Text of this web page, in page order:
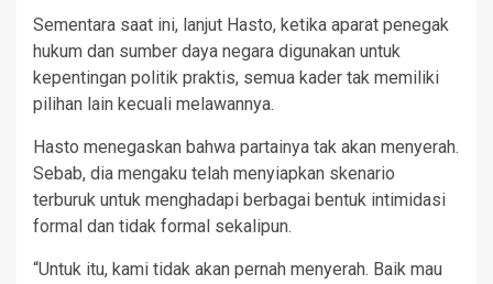
Sementara saat ini, lanjut Hasto, ketika aparat penegak
hukum dan sumber daya negara digunakan untuk
kepentingan politik praktis, semua kader tak memiliki
pilihan lain kecuali melawannya.
Hasto menegaskan bahwa partainya tak akan menyerah.
Sebab, dia mengaku telah menyiapkan skenario
terburuk untuk menghadapi berbagai bentuk intimidasi
formal dan tidak formal sekalipun.
“Untuk itu, kami tidak akan pernah menyerah. Baik mau